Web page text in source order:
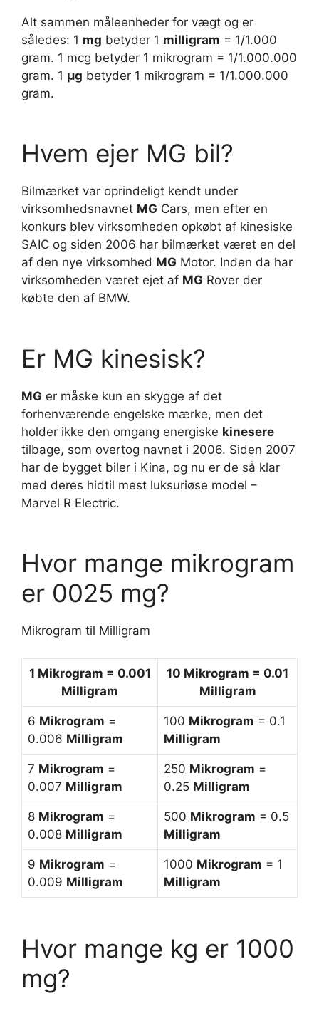
Alt sammen måleenheder for vægt og er
således: 1 mg betyder 1 milligram = 1/1.000
gram. 1 mcg betyder 1 mikrogram = 1/1.000.000
gram. 1 µg betyder 1 mikrogram = 1/1.000.000
gram.
Hvem ejer MG bil?
Bilmærket var oprindeligt kendt under
virksomhedsnavnet MG Cars, men efter en
konkurs blev virksomheden opkøbt af kinesiske
SAIC og siden 2006 har bilmærket været en del
af den nye virksomhed MG Motor. Inden da har
virksomheden været ejet af MG Rover der
købte den af BMW.
Er MG kinesisk?
MG er måske kun en skygge af det
forhenværende engelske mærke, men det
holder ikke den omgang energiske kinesere
tilbage, som overtog navnet i 2006. Siden 2007
har de bygget biler i Kina, og nu er de så klar
med deres hidtil mest luksuriøse model –
Marvel R Electric.
Hvor mange mikrogram
er 0025 mg?
Mikrogram til Milligram
1 Mikrogram = 0.001
Milligram
10 Mikrogram = 0.01
Milligram
6 Mikrogram =
0.006 Milligram
100 Mikrogram = 0.1
Milligram
7 Mikrogram =
0.007 Milligram
250 Mikrogram =
0.25 Milligram
8 Mikrogram =
0.008 Milligram
500 Mikrogram = 0.5
Milligram
9 Mikrogram =
0.009 Milligram
1000 Mikrogram = 1
Milligram
Hvor mange kg er 1000
mg?